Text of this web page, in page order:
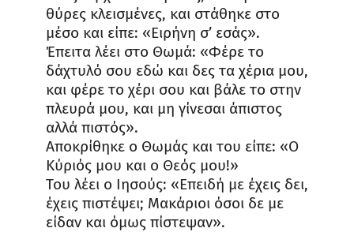
θύρες κλεισμένες, και στάθηκε στο
μέσο και είπε: «Ειρήνη σ’ εσάς».
Έπειτα λέει στο Θωμά: «Φέρε το
δάχτυλό σου εδώ και δες τα χέρια μου,
και φέρε το χέρι σου και βάλε το στην
πλευρά μου, και μη γίνεσαι άπιστος
αλλά πιστός».
Αποκρίθηκε ο Θωμάς και του είπε: «Ο
Κύριός μου και ο Θεός μου!»
Του λέει ο Ιησούς: «Επειδή με έχεις δει,
έχεις πιστέψει; Μακάριοι όσοι δε με
είδαν και όμως πίστεψαν».